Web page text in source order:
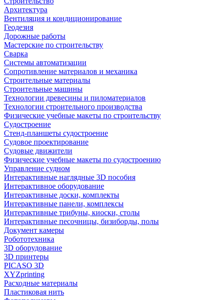
Архитектура
Вентиляция и кондиционирование
Геодезия
Дорожные работы
Мастерские по строительству
Сварка
Системы автоматизации
Сопротивление материалов и механика
Строительные материалы
Строительные машины
Технологии древесины и пиломатериалов
Технологии строительного производства
Физические учебные макеты по строительству
Судостроение
Стенд-планшеты судостроение
Судовое проектирование
Судовые движители
Физические учебные макеты по судостроению
Управление судном
Интерактивные наглядные 3D пособия
Интерактивное оборудование
Интерактивные доски, комплекты
Интерактивные панели, комплексы
Интерактивные трибуны, киоски, столы
Интерактивные песочницы, бизиборды, полы
Документ камеры
Робототехника
3D оборудование
3D принтеры
PICASO 3D
XYZprinting
Расходные материалы
Пластиковая нить